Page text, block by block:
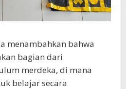
menambahkan bahwa
bagian dari
merdeka, di mana
belajar secara